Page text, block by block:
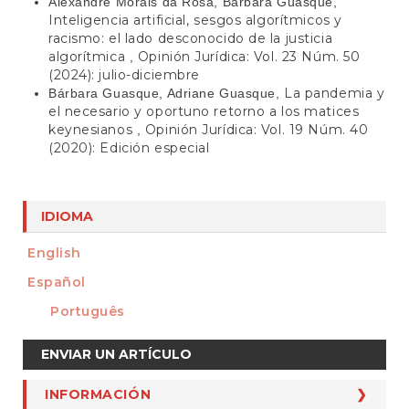
Inteligencia artificial, sesgos algorítmicos y
racismo: el lado desconocido de la justicia
algorítmica
Opinión Jurídica: Vol. 23 Núm. 50
(2024): julio-diciembre
Bárbara Guasque, Adriane Guasque,
La pandemia y
el necesario y oportuno retorno a los matices
keynesianos
Opinión Jurídica: Vol. 19 Núm. 40
(2020): Edición especial
IDIOMA
English
Español
Português
Enviar
un
artículo
ENVIAR UN ARTÍCULO
INFORMACIÓN
INFORMACIÓN